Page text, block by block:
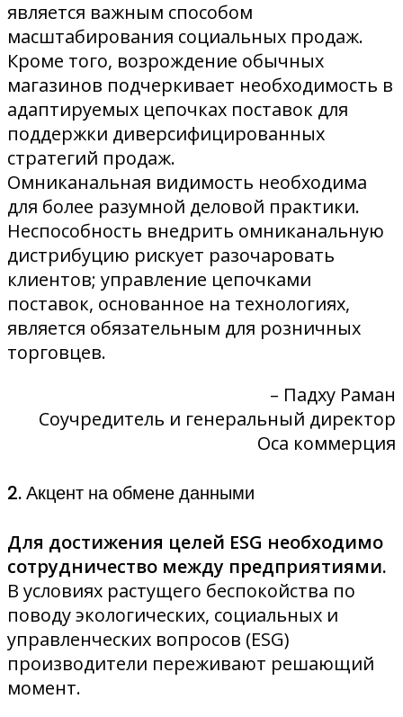
является важным способом
масштабирования социальных продаж.
Кроме того, возрождение обычных
магазинов подчеркивает необходимость в
адаптируемых цепочках поставок для
поддержки диверсифицированных
стратегий продаж.
Омниканальная видимость необходима
для более разумной деловой практики.
Неспособность внедрить омниканальную
дистрибуцию рискует разочаровать
клиентов; управление цепочками
поставок, основанное на технологиях,
является обязательным для розничных
торговцев.
– Падху Раман
Соучредитель и генеральный директор
Оса коммерция
2. Акцент на обмене данными
Для достижения целей ESG необходимо
сотрудничество между предприятиями.
В условиях растущего беспокойства по
поводу экологических, социальных и
управленческих вопросов (ESG)
производители переживают решающий
момент.